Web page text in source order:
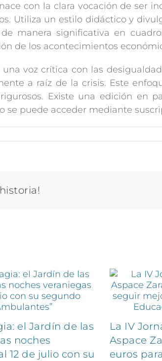
con la clara vocación de ser
Utiliza un estilo didáctico y
manera significativa en
de los acontecimientos
voz crítica con las
a raíz de la crisis. Este
Existe una edición en
se puede acceder mediante
el Jardín de las
noches
12 de julio con su
La IV
Aspace
euros